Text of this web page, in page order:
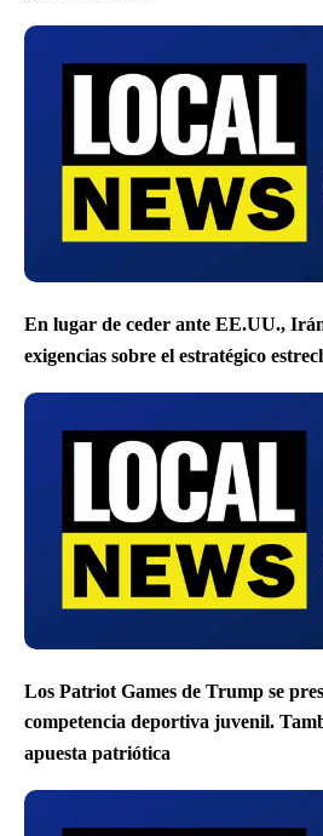
En lugar de ceder ante EE.UU.,
exigencias sobre el estratégico
Los Patriot Games de Trump se
competencia deportiva juvenil.
apuesta patriótica